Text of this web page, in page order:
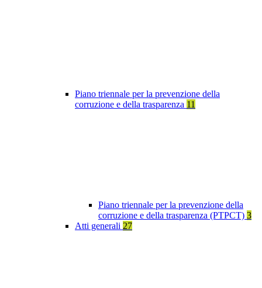
Piano triennale per la prevenzione della
corruzione e della trasparenza 11
Piano triennale per la prevenzione della
corruzione e della trasparenza (PTPCT) 3
Atti generali 27